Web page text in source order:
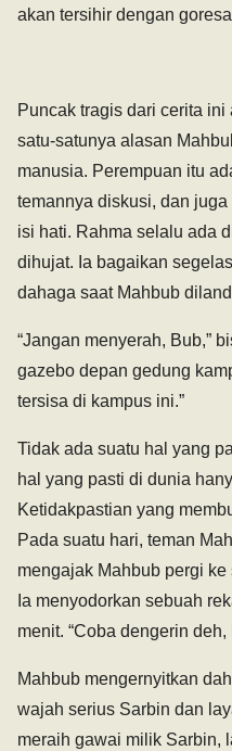
akan tersihir dengan
Puncak tragis dari cerita
satu-satunya alasan
manusia. Perempuan itu
temannya diskusi, dan
isi hati. Rahma selalu ada
dihujat. Ia bagaikan
dahaga saat Mahbub
“Jangan menyerah, Bub,”
gazebo depan gedung
tersisa di kampus ini.”
Tidak ada suatu hal yang
hal yang pasti di dunia
Ketidakpastian yang
Pada suatu hari, teman
mengajak Mahbub pergi
Ia menyodorkan sebuah
menit. “Coba dengerin
Mahbub mengernyitkan
wajah serius Sarbin dan
meraih gawai milik Sarbin,